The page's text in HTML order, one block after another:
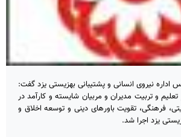
اداره نیروی انسانی و پشتیبانی بهزیستی یزد گفت:
و تربیت مدیران و مربیان شایسته و کارآمد در
فرهنگی، تقویت باورهای دینی و توسعه اخلاق و
یزد اجرا شد.